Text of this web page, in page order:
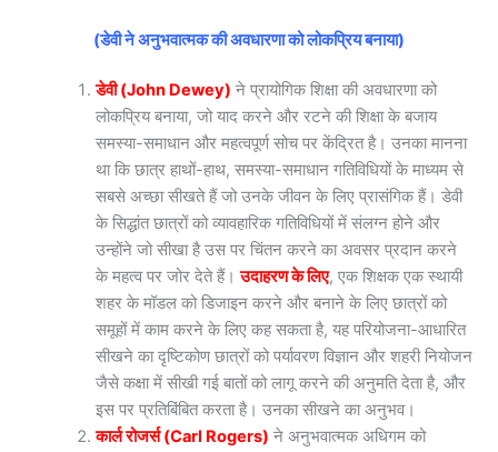
(डेवी ने अनुभवात्मक की अवधारणा को लोकप्रिय बनाया)
डेवी (John Dewey) ने प्रायोगिक शिक्षा की अवधारणा को
लोकप्रिय बनाया, जो याद करने और रटने की शिक्षा के बजाय
समस्या-समाधान और महत्वपूर्ण सोच पर केंद्रित है। उनका मानना
था कि छात्र हाथों-हाथ, समस्या-समाधान गतिविधियों के माध्यम से
सबसे अच्छा सीखते हैं जो उनके जीवन के लिए प्रासंगिक हैं। डेवी
के सिद्धांत छात्रों को व्यावहारिक गतिविधियों में संलग्न होने और
उन्होंने जो सीखा है उस पर चिंतन करने का अवसर प्रदान करने
के महत्व पर जोर देते हैं।उदाहरण के लिए, एक शिक्षक एक स्थायी
शहर के मॉडल को डिजाइन करने और बनाने के लिए छात्रों को
समूहों में काम करने के लिए कह सकता है, यह परियोजना-आधारित
सीखने का दृष्टिकोण छात्रों को पर्यावरण विज्ञान और शहरी नियोजन
जैसे कक्षा में सीखी गई बातों को लागू करने की अनुमति देता है, और
इस पर प्रतिबिंबित करता है। उनका सीखने का अनुभव।
कार्ल रोजर्स (Carl Rogers) ने अनुभवात्मक अधिगम को